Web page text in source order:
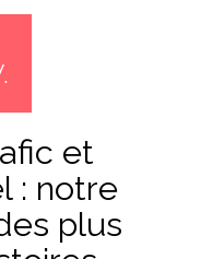
et
: notre
plus